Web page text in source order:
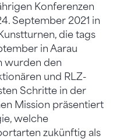
Konferenzen
September 2021 in
die tags
in Aarau
wurden den
und RLZ-
Schritte in der
Mission präsentiert
welche
zukünftig als